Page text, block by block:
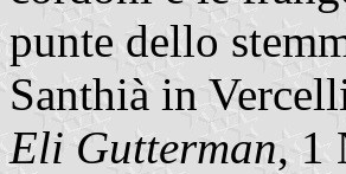
punte dello
Santhià in
Eli Gutterman, 1